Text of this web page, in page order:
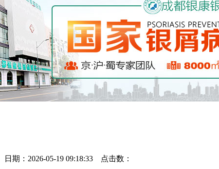
日期：2026-05-19 09:18:33 点击数：